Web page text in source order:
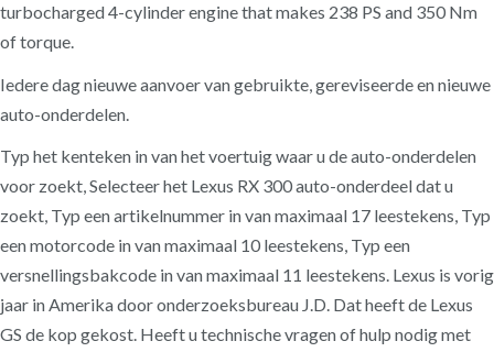
turbocharged 4-cylinder engine that makes 238 PS and 350 Nm
of torque.
Iedere dag nieuwe aanvoer van gebruikte, gereviseerde en nieuwe
auto-onderdelen.
Typ het kenteken in van het voertuig waar u de auto-onderdelen
voor zoekt, Selecteer het Lexus RX 300 auto-onderdeel dat u
zoekt, Typ een artikelnummer in van maximaal 17 leestekens, Typ
een motorcode in van maximaal 10 leestekens, Typ een
versnellingsbakcode in van maximaal 11 leestekens. Lexus is vorig
jaar in Amerika door onderzoeksbureau J.D. Dat heeft de Lexus
GS de kop gekost. Heeft u technische vragen of hulp nodig met